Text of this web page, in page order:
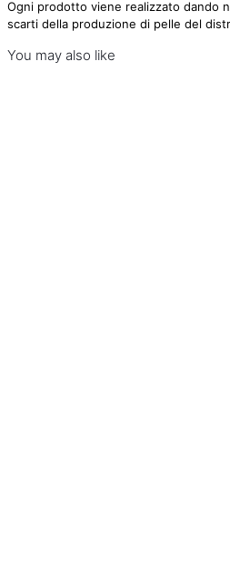
Ogni prodotto viene realizzato dando
scarti della produzione di pelle del
You may also like